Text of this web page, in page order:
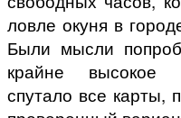
ловле окуня в
Были мысли
крайне высокое
спутало все карты,